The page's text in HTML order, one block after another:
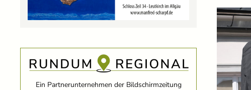
Ein Partnerunternehmen der Bildschirmzeitung